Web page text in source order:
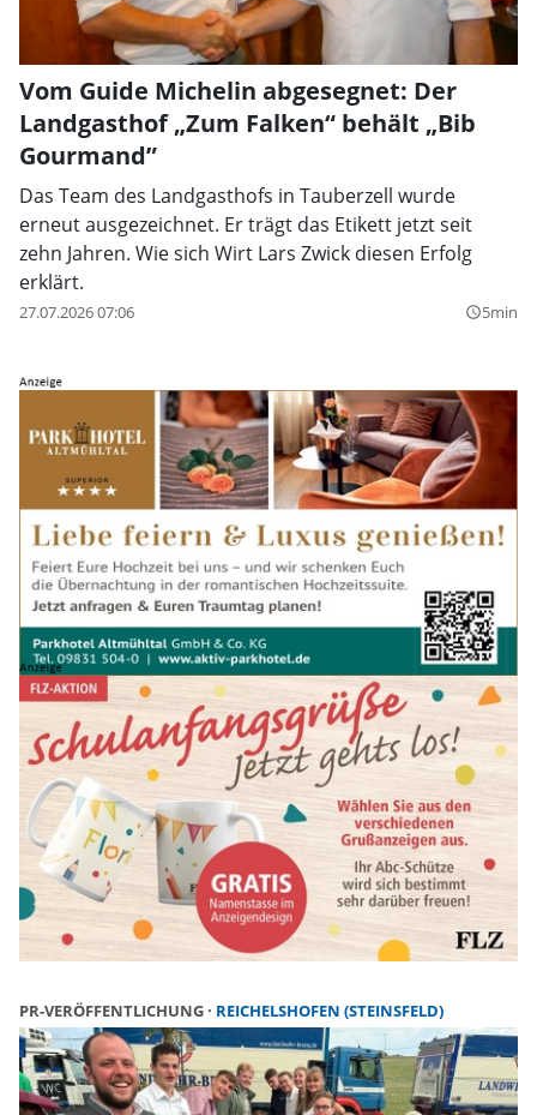
Vom Guide Michelin abgesegnet: Der
Landgasthof „Zum Falken“ behält „Bib
Gourmand”
Das Team des Landgasthofs in Tauberzell wurde
erneut ausgezeichnet. Er trägt das Etikett jetzt seit
zehn Jahren. Wie sich Wirt Lars Zwick diesen Erfolg
erklärt.
27.07.2026 07:06 query_builder5min
PR-VERÖFFENTLICHUNG REICHELSHOFEN (STEINSFELD)